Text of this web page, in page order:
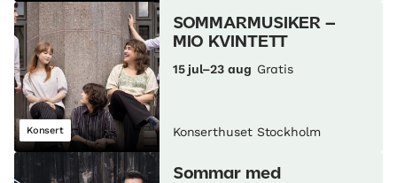
Konsert
SOMMARMUSIKER –
MIO KVINTETT
15 jul–23 aug Gratis
Konserthuset Stockholm
Sommar med